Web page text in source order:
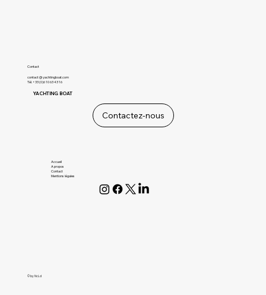
Contact
contact @ yachtingboat.com
Tél. +33 (0)6 10 63 43 16
YACHTING BOAT
Contactez-nous
Accueil
A propos
Contact
Mentions légales
© by NcLd